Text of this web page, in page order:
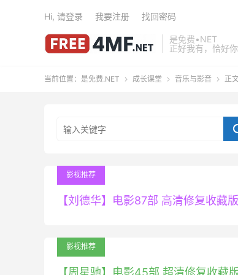
是免费•NET
正好我有，恰好
Hi, 请登录 我要注册 找回密码
当前位置： 是免费.NET  成长课堂  音乐与影音  正
影视推荐
【刘德华】电影87部 高清修复收藏版
影视推荐
【周星驰】电影45部 超清修复收藏